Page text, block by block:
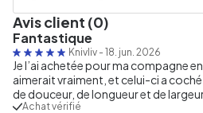
Avis client (0)
Fantastique
Knivliv - 18. jun. 2026
Je l’ai achetée pour ma compagne
aimerait vraiment, et celui-ci a
de douceur, de longueur et de
Achat vérifié